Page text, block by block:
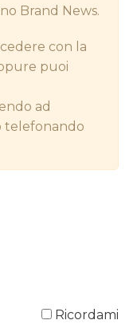
Brand News.
con la
puoi
ad
telefonando
Ricordami